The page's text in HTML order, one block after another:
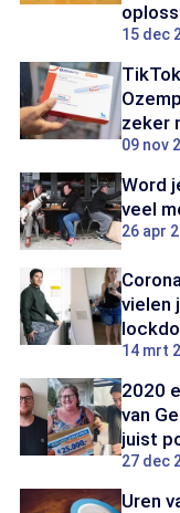
15 dec
zeker
09 nov
Word
veel
26 apr
vielen
14 mrt
2020
van
juist
27 dec
Uren